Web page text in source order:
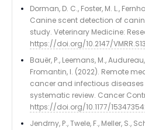
Dorman, D. C., Foster, M. L.,
Canine scent detection of
study. Veterinary Medicine:
https://doi.org/10.2147/
Bauër, P., Leemans, M.,
Fromantin, I. (2022). Remote
cancer and infectious
systematic review. Cancer
https://doi.org/10.1177/
Jendrny, P., Twele, F., Meller, S.,